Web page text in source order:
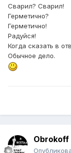
Сварил? Сварил!
Герметично?
Герметично!
Радуйся!
Когда сказать в
Обычное дело.
Obrokoff